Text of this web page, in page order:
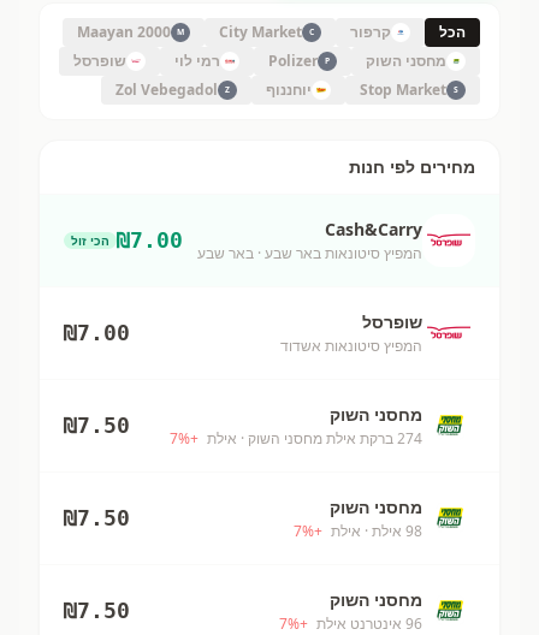
הכל קרפור C
City Market
M
Maayan 2000
מחסני השוק
P
Polizer רמי לוי שופרסל
S
Stop Market יוחננוף Z
Zol Vebegadol
מחירים לפי חנות
Cash&Carry
המפיץ סיטונאות באר שבע · באר שבע
₪7.00 הכי זול
שופרסל
המפיץ סיטונאות אשדוד
₪7.00
מחסני השוק
274 ברקת אילת מחסני השוק · אילת +
7%
₪7.50
מחסני השוק
98 אילת · אילת +
7%
₪7.50
מחסני השוק
96 אינטרנט אילת +
7%
₪7.50